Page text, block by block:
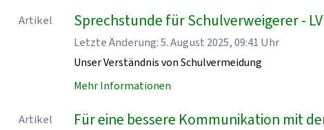
Artikel Sprechstunde für Schulverweigerer -
Letzte Änderung: 5. August 2025, 09:41 Uhr
Unser Verständnis von Schulvermeidung
Mehr Informationen
Artikel Für eine bessere Kommunikation mit